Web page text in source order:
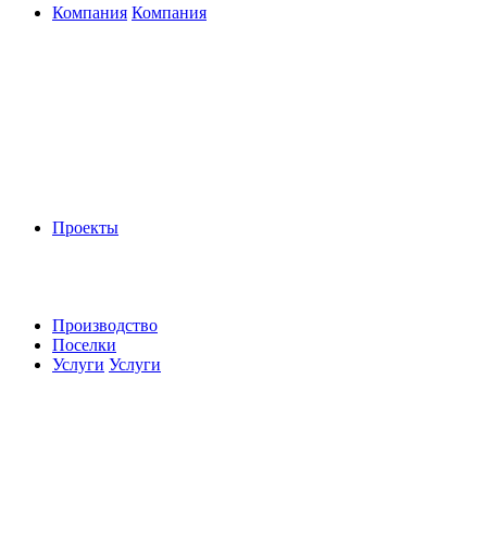
Компания Компания
Проекты
Производство
Поселки
Услуги Услуги